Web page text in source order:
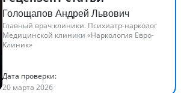
Голощапов Андрей Львович
Главный врач клиники. Психиатр-нарколог
Медицинской клиники «Наркология Евро-
Клиник»
Дата проверки:
20 марта 2026